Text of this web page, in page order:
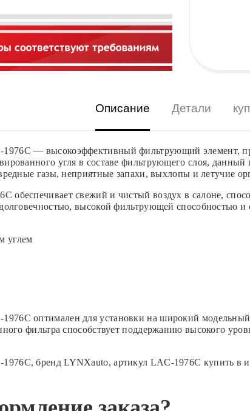
Описание Детали
— высокоэффективный фильтрующий элемент,
угля в составе фильтрующего слоя,
газы, неприятные запахи, выхлопы и летучие
обеспечивает свежий и чистый воздух в салоне,
высокой фильтрующей способностью и
углем
оптимален для установки на широкий
фильтра способствует поддержанию высокого
бренд LYNXauto, артикул LAC-1976C купить в